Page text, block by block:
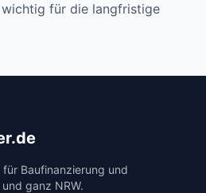
für die langfristige
Baufinanzierung und
ganz NRW.